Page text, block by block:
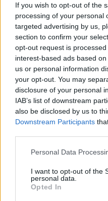
If you wish to opt-out of the
processing of your personal
targeted advertising by us,
section to confirm your
opt-out request is
interest-based ads based
us or personal information
your opt-out. You may
disclosure of your personal
IAB’s list of downstream
also be disclosed by us to
Downstream Participants
Personal Data
I want to opt-out of the
personal data.
Opted In
MIRROR SPOTLIGHT
Αύξηση
επίδομα
διαμορφώνονται
του 4,5% καθώς από
στα 920 ευρώ.
αύξηση από το 2019